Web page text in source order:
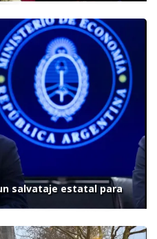
salvataje estatal para